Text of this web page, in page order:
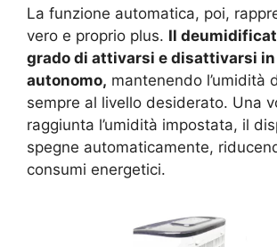
La funzione automatica, poi,
vero e proprio plus. Il
grado di attivarsi e disattivarsi in
autonomo, mantenendo l’umidità
sempre al livello desiderato. Una
raggiunta l’umidità impostata, il
spegne automaticamente,
consumi energetici.